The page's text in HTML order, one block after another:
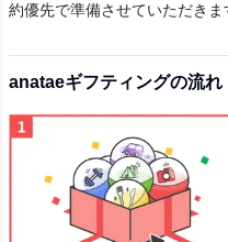
約優先で準備させていただきま
anataeギフティングの流れ